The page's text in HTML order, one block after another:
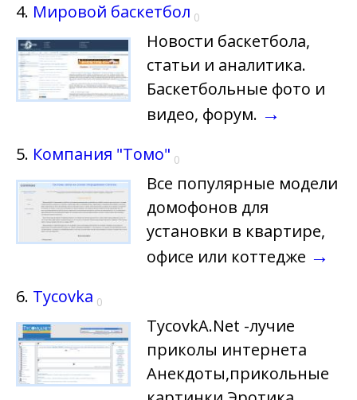
4. Мировой баскетбол 0
Новости баскетбола,
статьи и аналитика.
Баскетбольные фото и
видео, форум. →
5. Компания "Томо" 0
Все популярные модели
домофонов для
установки в квартире,
офисе или коттедже →
6. Tycovka 0
TycovkA.Net -лучие
приколы интернета
Анекдоты,прикольные